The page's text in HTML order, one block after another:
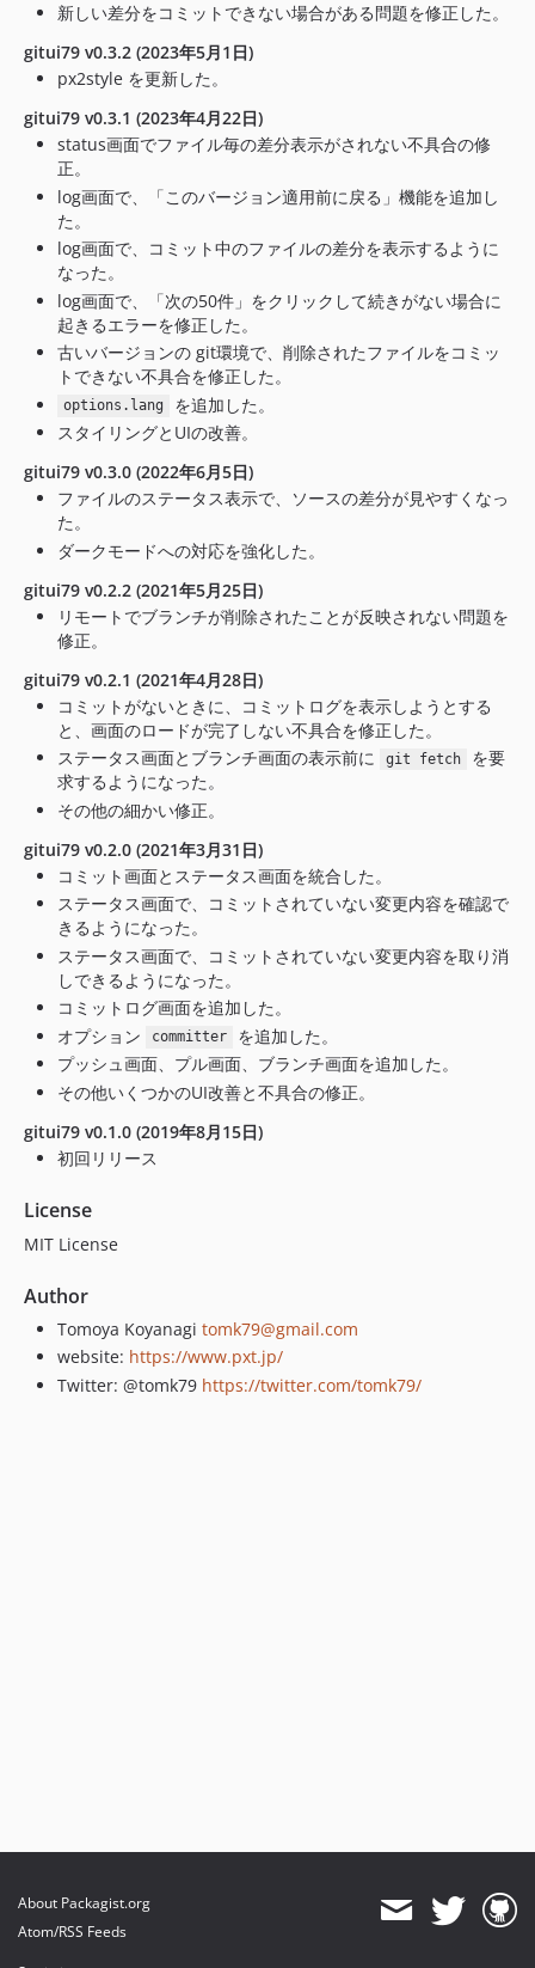
新しい差分をコミットできない場合がある問題を修正した。
gitui79 v0.3.2 (2023年5月1日)
px2style を更新した。
gitui79 v0.3.1 (2023年4月22日)
status画面でファイル毎の差分表示がされない不具合の修
正。
log画面で、「このバージョン適用前に戻る」機能を追加し
た。
log画面で、コミット中のファイルの差分を表示するように
なった。
log画面で、「次の50件」をクリックして続きがない場合に
起きるエラーを修正した。
古いバージョンの git環境で、削除されたファイルをコミッ
トできない不具合を修正した。
options.lang
を追加した。
スタイリングとUIの改善。
gitui79 v0.3.0 (2022年6月5日)
ファイルのステータス表示で、ソースの差分が見やすくなっ
た。
ダークモードへの対応を強化した。
gitui79 v0.2.2 (2021年5月25日)
リモートでブランチが削除されたことが反映されない問題を
修正。
gitui79 v0.2.1 (2021年4月28日)
コミットがないときに、コミットログを表示しようとする
と、画面のロードが完了しない不具合を修正した。
ステータス画面とブランチ画面の表示前に
git fetch
を要
求するようになった。
その他の細かい修正。
gitui79 v0.2.0 (2021年3月31日)
コミット画面とステータス画面を統合した。
ステータス画面で、コミットされていない変更内容を確認で
きるようになった。
ステータス画面で、コミットされていない変更内容を取り消
しできるようになった。
コミットログ画面を追加した。
オプション
committer
を追加した。
プッシュ画面、プル画面、ブランチ画面を追加した。
その他いくつかのUI改善と不具合の修正。
gitui79 v0.1.0 (2019年8月15日)
初回リリース
License
MIT License
Author
Tomoya Koyanagi tomk79@gmail.com
website: https://www.pxt.jp/
Twitter: @tomk79 https://twitter.com/tomk79/
About Packagist.org
Atom/RSS Feeds